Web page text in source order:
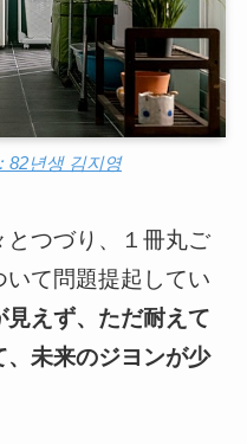
82년생 김지영
とつづり、１冊丸ご
いて問題提起してい
見えず、ただ耐えて
未来のジヨンが少